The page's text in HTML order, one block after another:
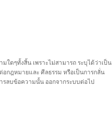
ดๆทั้งสิ้น เพราะไม่สามารถ ระบุได้ว่าเป็น
กฎหมายและ ศีลธรรม หรือเป็นการกลั่น
รลบข้อความนั้น ออกจากระบบต่อไป